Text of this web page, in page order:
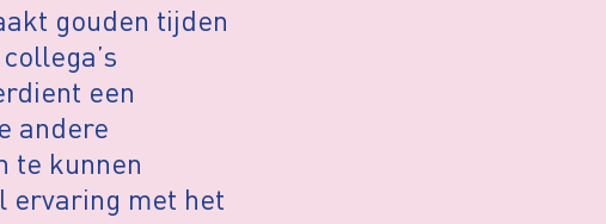
gouden tijden
een
andere
te kunnen
ervaring met het